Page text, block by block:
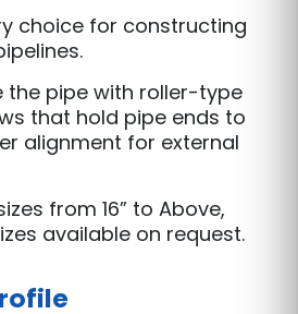
choice for constructing
the pipe with roller-type
that hold pipe ends to
alignment for external
from 16” to Above,
available on request.